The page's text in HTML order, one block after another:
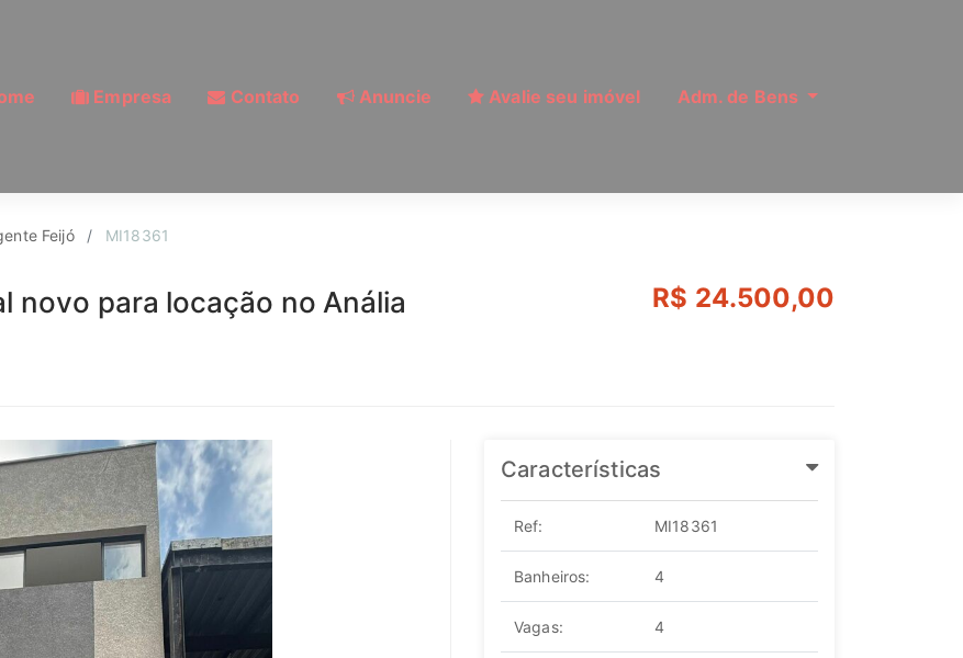
Empresa Contato Anuncie Avalie seu imóvel Adm. de Bens
Regente Feijó, São Paulo | Ref:
Feijó MI18361
novo para locação no Anália
R$ 24.500,00
Características
Ref: MI18361
Banheiros: 4
Vagas: 4